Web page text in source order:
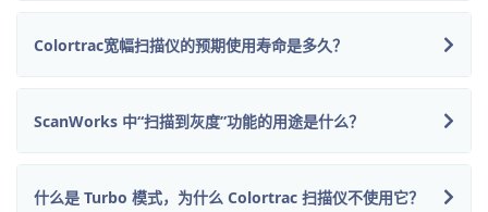
Colortrac宽幅扫描仪的预期使用寿命是多久？
ScanWorks 中“扫描到灰度”功能的用途是什么？
什么是 Turbo 模式，为什么 Colortrac 扫描仪不使用它？